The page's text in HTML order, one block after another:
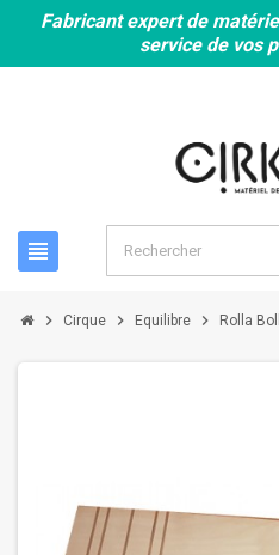
Fabricant expert de
service de vos
view_headline
chevron_right Cirque chevron_right Equilibre chevron_right Rolla